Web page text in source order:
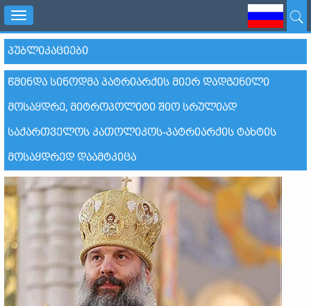
Toggle
navigation
ᲞᲣᲑᲚᲘᲙᲐᲪᲘᲔᲑᲘ
ᲬᲛᲘᲜᲓᲐ ᲡᲘᲜᲝᲓᲛᲐ ᲞᲐᲢᲠᲘᲐᲠᲥᲘᲡ ᲛᲘᲔᲠ ᲓᲐᲓᲒᲔᲜᲘᲚᲘ
ᲛᲝᲡᲐᲧᲓᲠᲔ, ᲛᲘᲢᲠᲝᲞᲝᲚᲘᲢᲘ ᲨᲘᲝ ᲡᲠᲣᲚᲘᲐᲓ
ᲡᲐᲥᲐᲠᲗᲕᲔᲚᲝᲡ ᲙᲐᲗᲝᲚᲘᲙᲝᲡ-ᲞᲐᲢᲠᲘᲐᲠᲥᲘᲡ ᲢᲐᲮᲢᲘᲡ
ᲛᲝᲡᲐᲧᲓᲠᲔᲓ ᲓᲐᲐᲛᲢᲙᲘᲪᲐ